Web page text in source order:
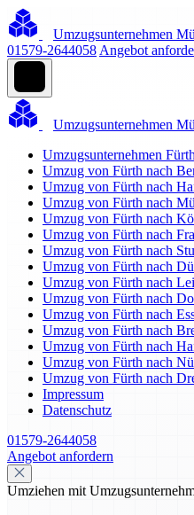
Umzugsunternehmen
01579-2644058 Angebot
Umzugsunternehmen
Umzugsunternehmen Fürth
Umzug von Fürth nach
Umzug von Fürth nach
Umzug von Fürth nach
Umzug von Fürth nach
Umzug von Fürth nach
Umzug von Fürth nach
Umzug von Fürth nach
Umzug von Fürth nach
Umzug von Fürth nach
Umzug von Fürth nach
Umzug von Fürth nach
Umzug von Fürth nach
Umzug von Fürth nach
Umzug von Fürth nach
Impressum
Datenschutz
01579-2644058
Angebot anfordern
Umziehen mit